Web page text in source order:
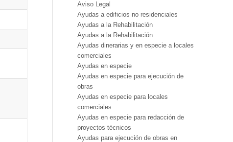
Aviso Legal
Ayudas a edificios no residenciales
Ayudas a la Rehabilitación
Ayudas a la Rehabilitación
Ayudas dinerarias y en especie a locales
comerciales
Ayudas en especie
Ayudas en especie para ejecución de
obras
Ayudas en especie para locales
comerciales
Ayudas en especie para redacción de
proyectos técnicos
Ayudas para ejecución de obras en